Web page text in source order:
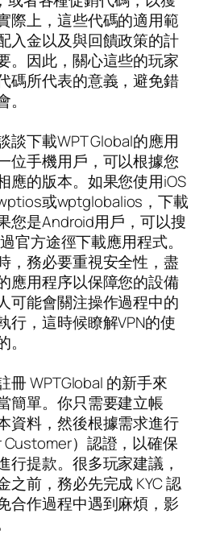
際上，這些代碼的適用範
入金以及與回饋政策的計
。因此，關心這些的玩家
碼所代表的意義，避免錯
談下載WPT Global的應用
位手機用戶，可以根據您
應的版本。如果您使用iOS
或wptglobalios，下載
您是Android用戶，可以搜
官方途徑下載應用程式。
，務必要重視安全性，盡
應用程序以保障您的設備
可能會關注操作過程中的
行，這時候瞭解VPN的使
冊 WPTGlobal 的新手來
簡單。你只需要建立帳
資料，然後根據需求進行
Customer）認證，以確保
行提款。很多玩家建議，
之前，務必先完成 KYC 認
合作過程中遇到麻煩，影